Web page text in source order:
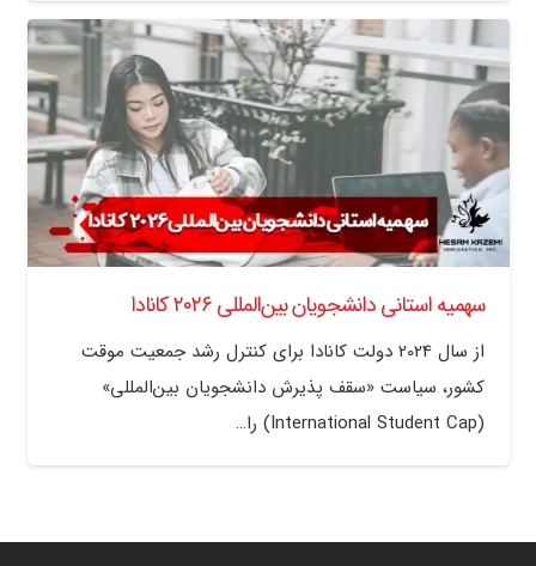
سهمیه استانی دانشجویان بین‌المللی ۲۰۲۶ کانادا
از سال 2024 دولت کانادا برای کنترل رشد جمعیت موقت
کشور، سیاست «سقف پذیرش دانشجویان بین‌المللی»
(International Student Cap) را…